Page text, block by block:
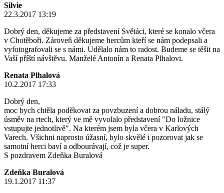
Silvie
22.3.2017 13:19
Dobrý den, děkujeme za představení Světáci, které se konalo včera
v Chotěboři. Zároveň děkujeme hercům kteří se nám podepsali a
vyfotografovali se s námi. Udělalo nám to radost. Budeme se těšit na
Vaší příští návštěvu. Manželé Antonín a Renata Plhalovi.
Renata Plhalová
10.2.2017 17:33
Dobrý den,
moc bych chtěla poděkovat za povzbuzení a dobrou náladu, stálý
úsměv na rtech, který ve mě vyvolalo představení "Do ložnice
vstupujte jednotlivě". Na kterém jsem byla včera v Karlových
Varech. Všichni naprosto úžasní, bylo skvělé i pozorovat jak se
samotní herci baví a odbourávají, což je super.
S pozdravem Zdeňka Buralová
Zdeňka Buralová
19.1.2017 11:37